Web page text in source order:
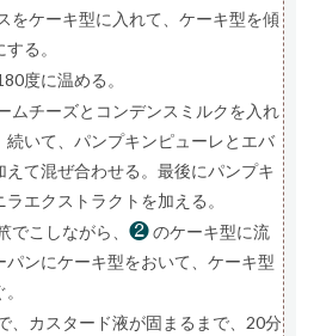
をケーキ型に入れて、ケーキ型を傾
る。
度に温める。
ムチーズとコンデンスミルクを入れ
続いて、パンプキンピューレとエバ
えて混ぜ合わせる。最後にパンプキ
エクストラクトを加える。
でこしながら、 ❷のケーキ型に流
パンにケーキ型をおいて、ケーキ型
、カスタード液が固まるまで、20分